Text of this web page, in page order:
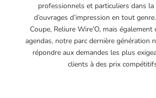
professionnels et particuliers dans la
d’ouvrages d’impression en tout
Coupe, Reliure Wire’O, mais également
agendas, notre parc dernière génération
répondre aux demandes les plus
clients à des prix